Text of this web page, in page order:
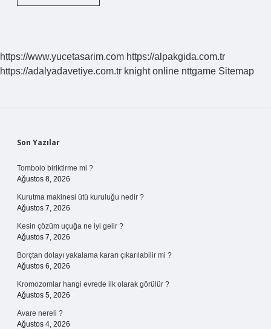
Yağı
https://www.yucetasarim.com https://alpakgida.com.tr
https://adalyadavetiye.com.tr knight online nttgame Sitemap
Sidebar
Son Yazılar
Tombolo biriktirme mi ?
Ağustos 8, 2026
Kurutma makinesi ütü kuruluğu nedir ?
Ağustos 7, 2026
Kesin çözüm uçuğa ne iyi gelir ?
Ağustos 7, 2026
Borçtan dolayı yakalama kararı çıkarılabilir mi ?
Ağustos 6, 2026
Kromozomlar hangi evrede ilk olarak görülür ?
Ağustos 5, 2026
Avare nereli ?
Ağustos 4, 2026